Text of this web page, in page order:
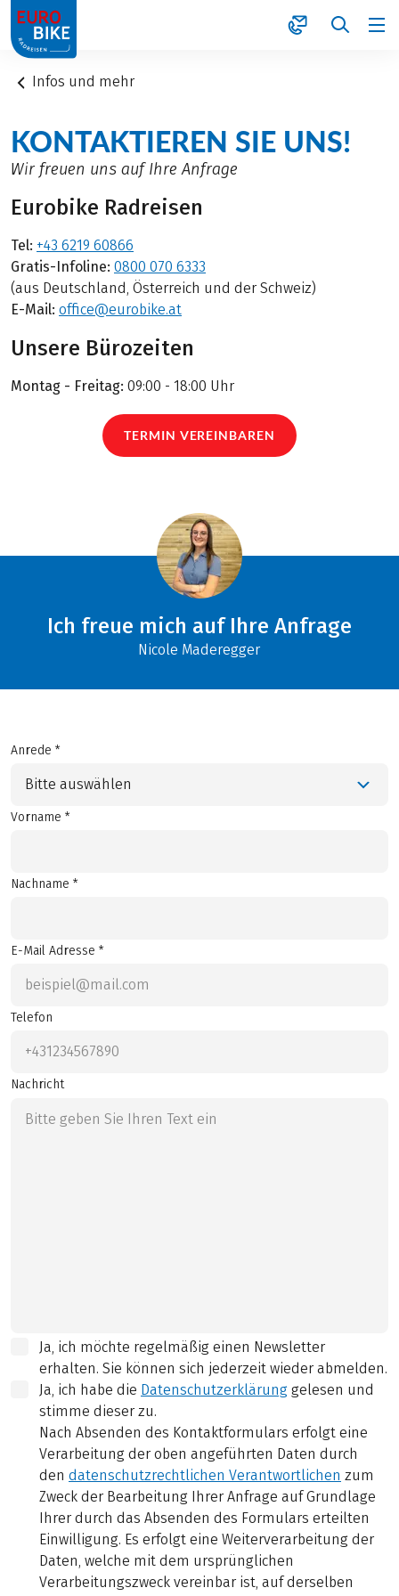
1
Infos und mehr
KONTAKTIEREN SIE UNS!
Wir freuen uns auf Ihre Anfrage
Eurobike Radreisen
Tel: +43 6219 60866
Gratis-Infoline: 0800 070 6333
(aus Deutschland, Österreich und der Schweiz)
E-Mail: office@eurobike.at
Unsere Bürozeiten
Montag - Freitag: 09:00 - 18:00 Uhr
TERMIN VEREINBAREN
Ich freue mich auf Ihre Anfrage
Nicole Maderegger
Anrede *
Bitte auswählen
Vorname *
Nachname *
E-Mail Adresse *
Telefon
Nachricht
Ja, ich möchte regelmäßig einen Newsletter
erhalten. Sie können sich jederzeit wieder abmelden.
Ja, ich habe die Datenschutzerklärung gelesen und
stimme dieser zu.
Nach Absenden des Kontaktformulars erfolgt eine
Verarbeitung der oben angeführten Daten durch
den datenschutzrechtlichen Verantwortlichen zum
Zweck der Bearbeitung Ihrer Anfrage auf Grundlage
Ihrer durch das Absenden des Formulars erteilten
Einwilligung. Es erfolgt eine Weiterverarbeitung der
Daten, welche mit dem ursprünglichen
Verarbeitungszweck vereinbar ist, auf derselben